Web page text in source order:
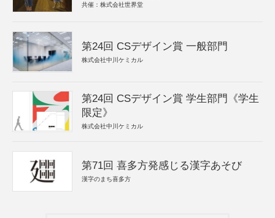
共催：株式会社世界堂
第24回 CSデザイン賞 一般部門
株式会社中川ケミカル
第24回 CSデザイン賞 学生部門《学生
限定》
株式会社中川ケミカル
第71回 喜多方発感じる漢字あそび
漢字のまち喜多方